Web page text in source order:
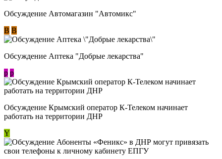
Обсуждение Автомагазин "Автомикс"
В В
Обсуждение Аптека "Добрые лекарства"
p p
Обсуждение Крымский оператор К-Телеком начинает
работать на территории ДНР
Y